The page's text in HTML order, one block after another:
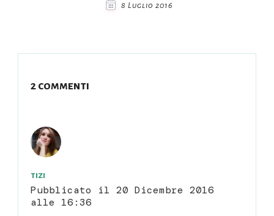
8 Luglio 2016
2 commenti
tizi
Pubblicato il 20 Dicembre 2016
alle 16:36